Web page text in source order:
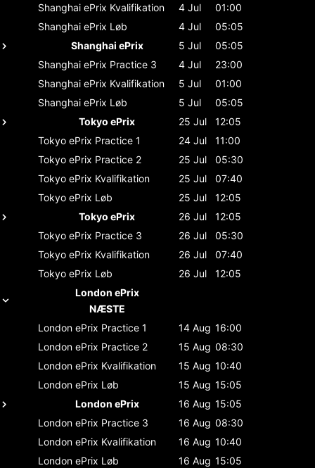
Shanghai ePrix Kvalifikation 4 Jul
01:00
Shanghai ePrix Løb 4 Jul
05:05
Shanghai ePrix
5 Jul
05:05
Shanghai ePrix Practice 3 4 Jul
23:00
Shanghai ePrix Kvalifikation 5 Jul
01:00
Shanghai ePrix Løb 5 Jul
05:05
Tokyo ePrix
25 Jul
12:05
Tokyo ePrix Practice 1 24 Jul
11:00
Tokyo ePrix Practice 2 25 Jul
05:30
Tokyo ePrix Kvalifikation 25 Jul
07:40
Tokyo ePrix Løb 25 Jul
12:05
Tokyo ePrix
26 Jul
12:05
Tokyo ePrix Practice 3 26 Jul
05:30
Tokyo ePrix Kvalifikation 26 Jul
07:40
Tokyo ePrix Løb 26 Jul
12:05
London ePrix
NÆSTE
London ePrix Practice 1 14 Aug 16:00
London ePrix Practice 2 15 Aug 08:30
London ePrix Kvalifikation 15 Aug 10:40
London ePrix Løb 15 Aug 15:05
London ePrix
16 Aug 15:05
London ePrix Practice 3 16 Aug 08:30
London ePrix Kvalifikation 16 Aug 10:40
London ePrix Løb 16 Aug 15:05